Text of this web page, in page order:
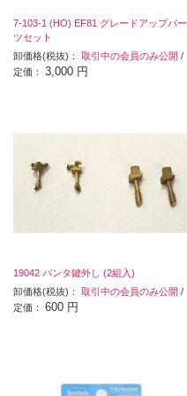
7-103-1 (HO) EF81 グレードアップパー
ツセット
卸価格(税抜)： 取引中の会員のみ公開 /
定価： 3,000 円
19042 パンタ鍵外し (2組入)
卸価格(税抜)： 取引中の会員のみ公開 /
定価： 600 円